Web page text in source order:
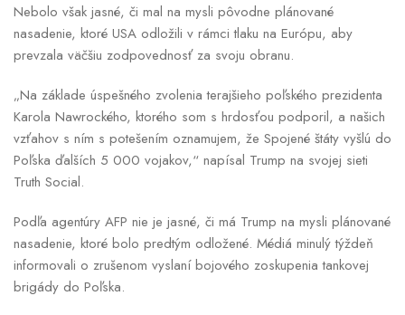
Nebolo však jasné, či mal na mysli pôvodne plánované
nasadenie, ktoré USA odložili v rámci tlaku na Európu, aby
prevzala väčšiu zodpovednosť za svoju obranu.
„Na základe úspešného zvolenia terajšieho poľského prezidenta
Karola Nawrockého, ktorého som s hrdosťou podporil, a našich
vzťahov s ním s potešením oznamujem, že Spojené štáty vyšlú do
Poľska ďalších 5 000 vojakov,“ napísal Trump na svojej sieti
Truth Social.
Podľa agentúry AFP nie je jasné, či má Trump na mysli plánované
nasadenie, ktoré bolo predtým odložené. Médiá minulý týždeň
informovali o zrušenom vyslaní bojového zoskupenia tankovej
brigády do Poľska.